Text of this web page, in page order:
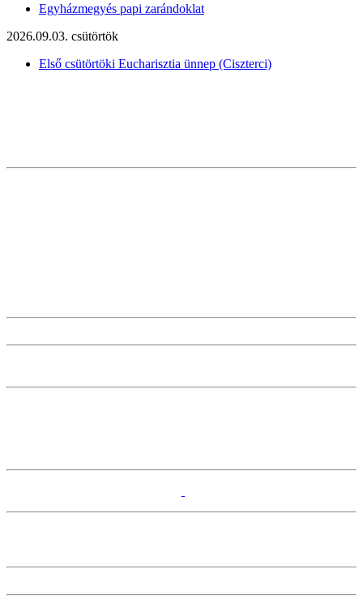
Egyházmegyés papi zarándoklat
2026.09.03. csütörtök
Első csütörtöki Eucharisztia ünnep (Ciszterci)